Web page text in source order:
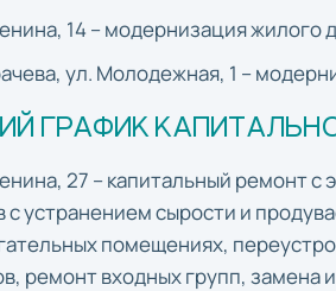
14 – модернизация жилого
ул. Молодежная, 1 –
ГРАФИК
27 – капитальный ремонт
с устранением сырости и
помещениях,
ремонт входных групп, замена